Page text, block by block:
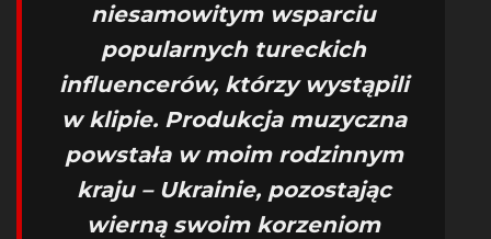
niesamowitym wsparciu
popularnych tureckich
influencerów, którzy wystąpili
w klipie. Produkcja muzyczna
powstała w moim rodzinnym
kraju – Ukrainie, pozostając
wierną swoim korzeniom